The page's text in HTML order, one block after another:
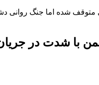
متوقف شده اما جنگ روانی
با شدت در